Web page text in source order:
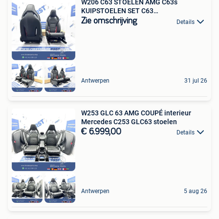
W206 C63 STOELEN AMG C63s
KUIPSTOELEN SET C63
EPERFORMANCE i
Zie omschrijving Details
Antwerpen 31 jul 26
W253 GLC 63 AMG COUPÉ interieur
Mercedes C253 GLC63 stoelen
€ 6.999,00 Details
Antwerpen 5 aug 26